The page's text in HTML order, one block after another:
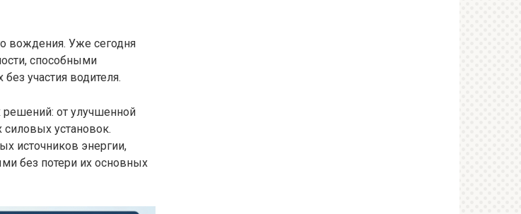
вождения. Уже сегодня
способными
участия водителя.
решений: от улучшенной
установок.
источников энергии,
без потери их основных